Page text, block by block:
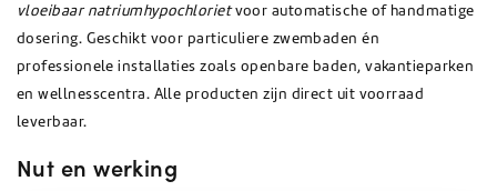
vloeibaar natriumhypochlorietvoor automatische of handmatige
dosering. Geschikt voor particuliere zwembaden én
professionele installaties zoals openbare baden, vakantieparken
en wellnesscentra. Alle producten zijn direct uit voorraad
leverbaar.
Nut en werking